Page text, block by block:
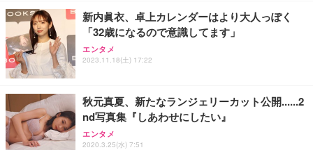
務用 おしゃれ パソコンチェア (ホワイト)
ANDWINT オフィスチェア デスクチェア 肘なし メ
ッシュ 通気性 ランバーサポート付き 腰サポート ガ
ス圧無段階昇降 360度回転 キャスター付き コンパク
【MiniLED/24.5inch/280Hz/FHD】GRAPHT THE S
HOOTER Gaming Monitor 24” Essential ゲーミン
グモニター QD 24.5インチ 1ms FHD 量子ドット 残
アイリスオーヤマ ペットシーツ 超厚型 お徳用 レギ
ュラー 200枚入【Amazon.co.jp限定】
新内眞衣、卓上カレンダーはより大人っぽく
「32歳になるので意識してます」
エンタメ
2023.11.18(土) 17:22
秋元真夏、新たなランジェリーカット公開......2
nd写真集『しあわせにしたい』
エンタメ
2020.3.25(水) 7:51